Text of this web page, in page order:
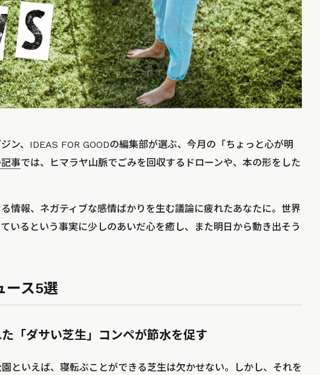
ン、IDEAS FOR GOODの編集部が選ぶ、今月の「ちょっと心が明
事では、ヒマラヤ山脈でごみを回収するドローンや、本の形をした
情報、ネガティブな感情ばかりを生む議論に疲れたあなたに。世界
いるという事実に少しのあいだ心を癒し、また明日から動き出そう
ース5選
「ダサい芝生」コンペが節水を促す
といえば、寝転ぶことができる芝生は欠かせない。しかし、それを